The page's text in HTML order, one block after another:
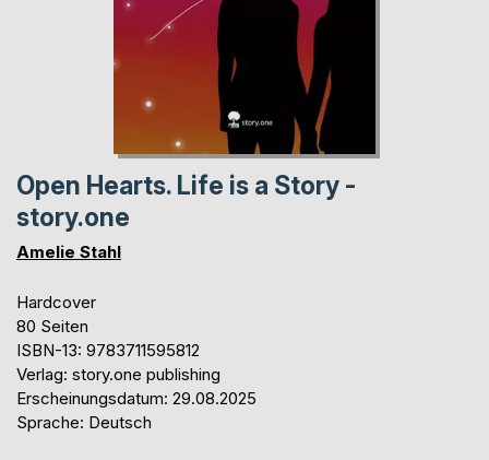
Open Hearts. Life is a Story -
story.one
Amelie Stahl
Hardcover
80 Seiten
ISBN-13: 9783711595812
Verlag: story.one publishing
Erscheinungsdatum: 29.08.2025
Sprache: Deutsch